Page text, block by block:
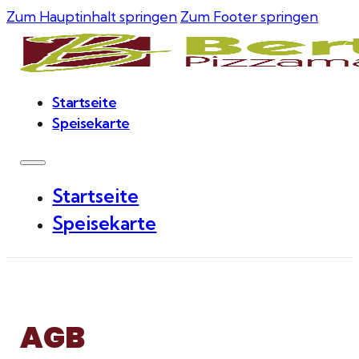
Zum Hauptinhalt springen Zum Footer springen
Startseite
Speisekarte
Startseite
Speisekarte
AGB